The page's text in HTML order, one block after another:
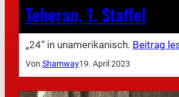
Teheran, 1. Staffel
„24“ in unamerikanisch. Beitrag
Von Shamway19. April 2023